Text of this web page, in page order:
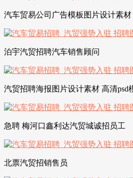
汽车贸易公司广告模板图片设计素
泊宇汽贸招聘汽车销售顾问
汽贸招聘海报图片设计素材 高清psd
急聘 梅河口鑫利达汽贸城诚招员工
北票汽贸招销售员